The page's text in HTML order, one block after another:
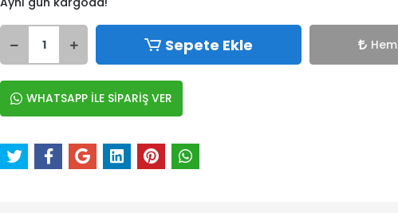
Sepete Ekle
WHATSAPP İLE SİPARİŞ VER